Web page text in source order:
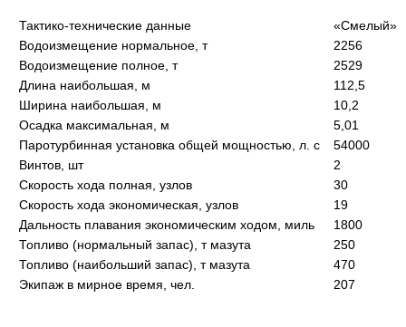
Тактико-технические данные
«Смелый»
Водоизмещение нормальное, т
2256
Водоизмещение полное, т
2529
Длина наибольшая, м
112,5
Ширина наибольшая, м
10,2
Осадка максимальная, м
5,01
Паротурбинная установка общей мощностью, л. с
54000
Винтов, шт
2
Скорость хода полная, узлов
30
Скорость хода экономическая, узлов
19
Дальность плавания экономическим ходом, миль
1800
Топливо (нормальный запас), т мазута
250
Топливо (наибольший запас), т мазута
470
Экипаж в мирное время, чел.
207